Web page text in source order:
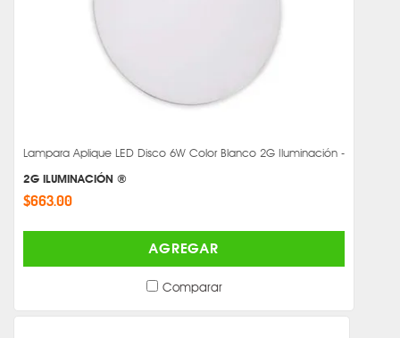
Lampara Aplique LED Disco 6W Color Blanco 2G Iluminación -
2G ILUMINACIÓN ®
$663.00
AGREGAR
Comparar